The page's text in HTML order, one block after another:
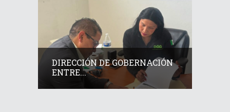
DIRECCIÓN DE GOBERNACIÓN
ENTRE...